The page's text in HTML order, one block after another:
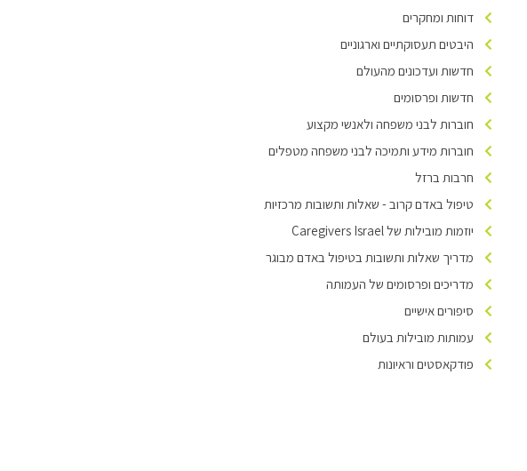
דוחות ומחקרים
היבטים תעסוקתיים וארגוניים
חדשות ועדכונים מהעולם
חדשות ופרסומים
חוברות לבני משפחה ולאנשי מקצוע
חוברות מידע ותמיכה לבני משפחה מטפלים
חרבות ברזל
טיפול באדם קרוב - שאלות ותשובות מרכזיות
יוזמות מובילות של Caregivers Israel
מדריך שאלות ותשובות בטיפול באדם מבוגר
מדריכים ופרסומים של העמותה
סיפורים אישיים
עמותות מובילות בעולם
פודקאסטים וראיונות